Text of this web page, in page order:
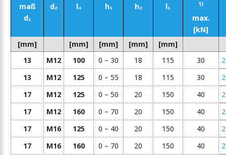
maß
d₁
d₂ l₄ h₁ h₂ l₁ 1)
max.
[kN]
[mm]
[mm] [mm] [mm]
[mm]
13
M12 100 0 – 30 18 115 30
13
M12 125 0 – 55 18 115 30
17
M12 125 0 – 50 20 150 40
17
M12 160 0 – 70 20 150 40
17
M16 125 0 – 40 20 150 40
17
M16 160 0 – 70 20 150 40